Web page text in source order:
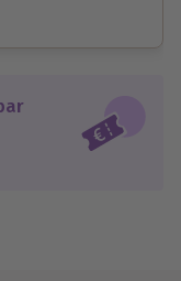
einlösbar.